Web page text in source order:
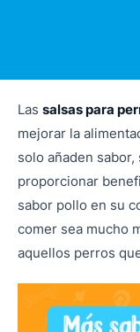
Las salsas para
mejorar la
solo añaden
proporcionar
sabor pollo en su
comer sea mucho
aquellos perros